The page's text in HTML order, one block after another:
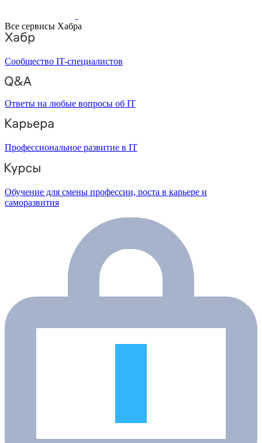
Все сервисы Хабра
Сообщество IT-специалистов
Ответы на любые вопросы об IT
Профессиональное развитие в IT
Обучение для смены профессии, роста в карьере и
саморазвития